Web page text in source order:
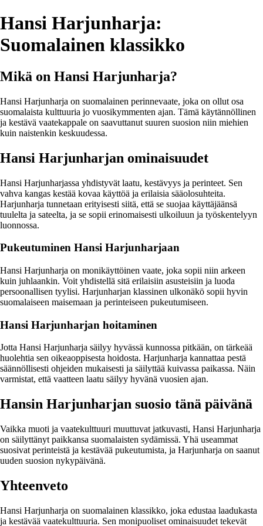
Hansi Harjunharja:
Suomalainen klassikko
Mikä on Hansi Harjunharja?
Hansi Harjunharja on suomalainen perinnevaate, joka on ollut osa
suomalaista kulttuuria jo vuosikymmenten ajan. Tämä käytännöllinen
ja kestävä vaatekappale on saavuttanut suuren suosion niin miehien
kuin naistenkin keskuudessa.
Hansi Harjunharjan ominaisuudet
Hansi Harjunharjassa yhdistyvät laatu, kestävyys ja perinteet. Sen
vahva kangas kestää kovaa käyttöä ja erilaisia sääolosuhteita.
Harjunharja tunnetaan erityisesti siitä, että se suojaa käyttäjäänsä
tuulelta ja sateelta, ja se sopii erinomaisesti ulkoiluun ja työskentelyyn
luonnossa.
Pukeutuminen Hansi Harjunharjaan
Hansi Harjunharja on monikäyttöinen vaate, joka sopii niin arkeen
kuin juhlaankin. Voit yhdistellä sitä erilaisiin asusteisiin ja luoda
persoonallisen tyylisi. Harjunharjan klassinen ulkonäkö sopii hyvin
suomalaiseen maisemaan ja perinteiseen pukeutumiseen.
Hansi Harjunharjan hoitaminen
Jotta Hansi Harjunharja säilyy hyvässä kunnossa pitkään, on tärkeää
huolehtia sen oikeaoppisesta hoidosta. Harjunharja kannattaa pestä
säännöllisesti ohjeiden mukaisesti ja säilyttää kuivassa paikassa. Näin
varmistat, että vaatteen laatu säilyy hyvänä vuosien ajan.
Hansin Harjunharjan suosio tänä päivänä
Vaikka muoti ja vaatekulttuuri muuttuvat jatkuvasti, Hansi Harjunharja
on säilyttänyt paikkansa suomalaisten sydämissä. Yhä useammat
suosivat perinteistä ja kestävää pukeutumista, ja Harjunharja on saanut
uuden suosion nykypäivänä.
Yhteenveto
Hansi Harjunharja on suomalainen klassikko, joka edustaa laadukasta
ja kestävää vaatekulttuuria. Sen monipuoliset ominaisuudet tekevät